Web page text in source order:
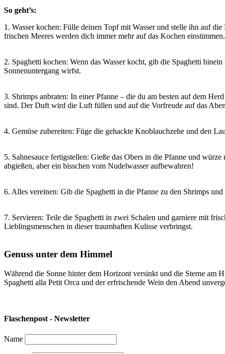
So geht’s:
1. Wasser kochen: Fülle deinen Topf mit Wasser und stelle ihn auf
frischen Meeres werden dich immer mehr auf das Kochen einstimmen.
2. Spaghetti kochen: Wenn das Wasser kocht, gib die Spaghetti
Sonnenuntergang wirfst.
3. Shrimps anbraten: In einer Pfanne – die du am besten auf dem
sind. Der Duft wird die Luft füllen und auf die Vorfreude auf das
4. Gemüse zubereiten: Füge die gehackte Knoblauchzehe und den
5. Sahnesauce fertigstellen: Gieße das Obers in die Pfanne und
abgießen, aber ein bisschen vom Nudelwasser aufbewahren!
6. Alles vereinen: Gib die Spaghetti in die Pfanne zu den Shrimps
7. Servieren: Teile die Spaghetti in zwei Schalen und garniere mit
Lieblingsmenschen in dieser traumhaften Kulisse verbringst.
Genuss unter dem Himmel
Während die Sonne hinter dem Horizont versinkt und die Sterne am
Spaghetti alla Petit Orca und der erfrischende Wein den Abend
Flaschenpost - Newsletter
Name